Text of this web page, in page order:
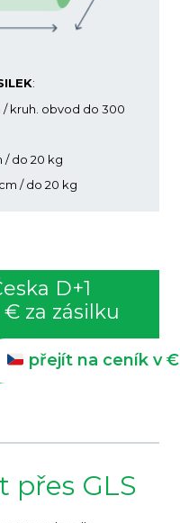
:
/ kruh. obvod do 300
/ do 20 kg
/ do 20 kg
D+1
za zásilku
přejít na ceník v €
přes GLS